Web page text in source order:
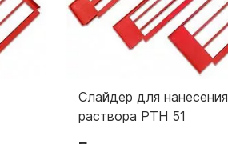
Слайдер для нанесения
раствора PTH 51